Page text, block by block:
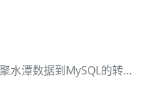
高效集成：使用轻易云平台实现聚水潭数据到MySQL的转换